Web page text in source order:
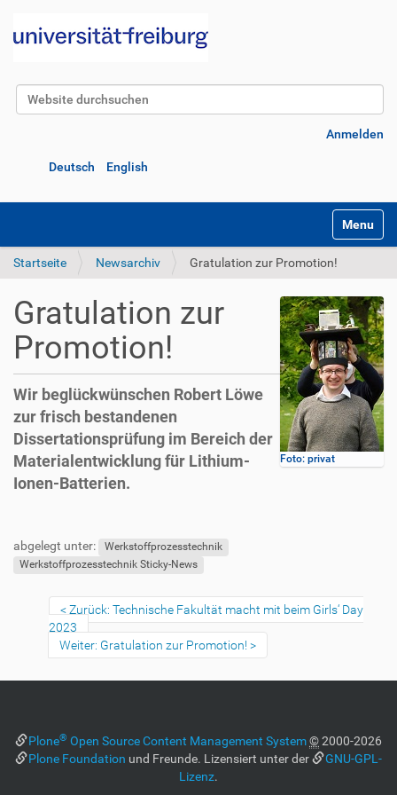
Website durchsuchen
Anmelden
Deutsch English
Startseite Newsarchiv Gratulation zur Promotion!
Foto: privat
Gratulation zur
Promotion!
Wir beglückwünschen Robert Löwe
zur frisch bestandenen
Dissertationsprüfung im Bereich der
Materialentwicklung für Lithium-
Ionen-Batterien.
abgelegt unter:
Werkstoffprozesstechnik
Werkstoffprozesstechnik Sticky-News
Zurück: Technische Fakultät macht mit beim Girls‘ Day
2023
Weiter: Gratulation zur Promotion!
Plone® Open Source Content Management System©2000-2026
Plone Foundation und Freunde. Lizensiert unter der
GNU-GPL-
Lizenz.